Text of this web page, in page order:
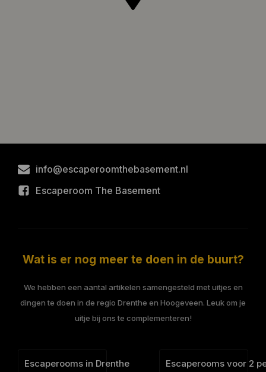
info@escaperoomthebasement.nl
Escaperoom The Basement
Wat is er nog meer te doen in de buurt?
We hebben een aantal artikelen samengesteld met uitjes en
dingen te doen in de regio Drenthe en Hoogeveen. Leuk om je
uitje bij ons te complementeren!
Escaperooms in Drenthe Escaperooms voor 2